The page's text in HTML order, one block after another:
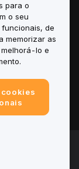
para o
o seu
de
memorizar as
lo e